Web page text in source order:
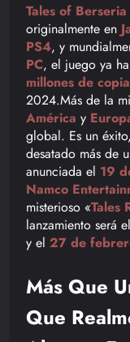
Tales of Berseria
originalmente en
PS4, y
PC, el juego ya
millones de
2024.Más de la
América y
global. Es un
desatado más de
anunciada el 19
Namco
misterioso «Tales
lanzamiento será el
y el 27 de
Más Que
Que